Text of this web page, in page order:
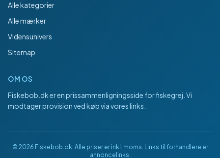
Alle kategorier
Alle mærker
Vidensunivers
Sitemap
OM OS
Fiskebob.dker en prissammenligningsside for fiskegrej. Vi
modtager provision ved køb via vores links.
© 2026 Fiskebob.dk. Alle priser er inkl. moms. Links til forhandlere er
annoncelinks.